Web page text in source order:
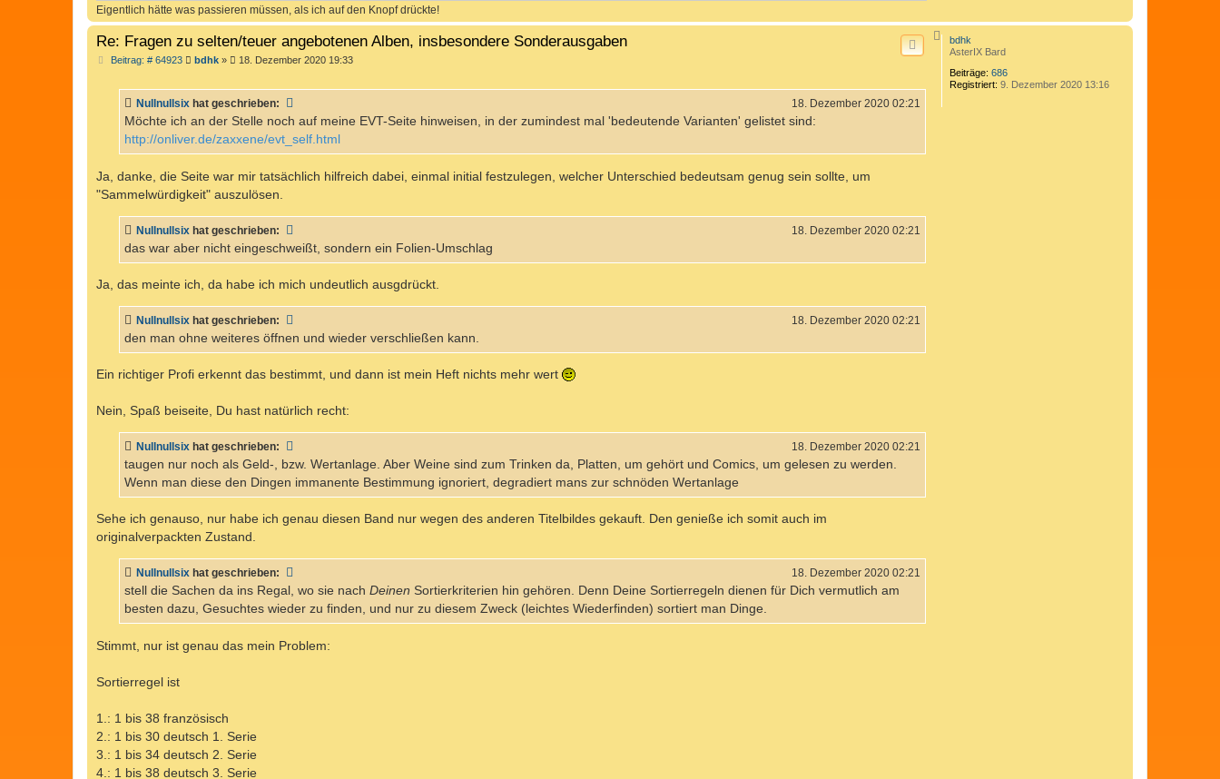
Eigentlich hätte was passieren müssen, als ich auf den Knopf drückte!
bdhk
AsterIX Bard
Beiträge: 686
Registriert: 9. Dezember 2020 13:16
Re: Fragen zu selten/teuer angebotenen Alben, insbesondere Sonderausgaben
Beitrag: # 64923B
r
a
bdhk» 18. Dezember 2020 19:33
Nullnullsix hat geschrieben: 18. Dezember 2020 02:21
Möchte ich an der Stelle noch auf meine EVT-Seite hinweisen, in der zumindest mal 'bedeutende Varianten' gelistet sind:
http://onliver.de/zaxxene/evt_self.html
Ja, danke, die Seite war mir tatsächlich hilfreich dabei, einmal initial festzulegen, welcher Unterschied bedeutsam genug sein sollte, um
"Sammelwürdigkeit" auszulösen.
Nullnullsix hat geschrieben: 18. Dezember 2020 02:21
das war aber nicht eingeschweißt, sondern ein Folien-Umschlag
Ja, das meinte ich, da habe ich mich undeutlich ausgdrückt.
Nullnullsix hat geschrieben: 18. Dezember 2020 02:21
den man ohne weiteres öffnen und wieder verschließen kann.
Ein richtiger Profi erkennt das bestimmt, und dann ist mein Heft nichts mehr wert
Nein, Spaß beiseite, Du hast natürlich recht:
Nullnullsix hat geschrieben: 18. Dezember 2020 02:21
taugen nur noch als Geld-, bzw. Wertanlage. Aber Weine sind zum Trinken da, Platten, um gehört und Comics, um gelesen zu werden.
Wenn man diese den Dingen immanente Bestimmung ignoriert, degradiert mans zur schnöden Wertanlage
Sehe ich genauso, nur habe ich genau diesen Band nur wegen des anderen Titelbildes gekauft. Den genieße ich somit auch im
originalverpackten Zustand.
Nullnullsix hat geschrieben: 18. Dezember 2020 02:21
stell die Sachen da ins Regal, wo sie nach Deinen Sortierkriterien hin gehören. Denn Deine Sortierregeln dienen für Dich vermutlich am
besten dazu, Gesuchtes wieder zu finden, und nur zu diesem Zweck (leichtes Wiederfinden) sortiert man Dinge.
Stimmt, nur ist genau das mein Problem:
Sortierregel ist
1.: 1 bis 38 französisch
2.: 1 bis 30 deutsch 1. Serie
3.: 1 bis 34 deutsch 2. Serie
4.: 1 bis 38 deutsch 3. Serie
N
a
c
h
o
b